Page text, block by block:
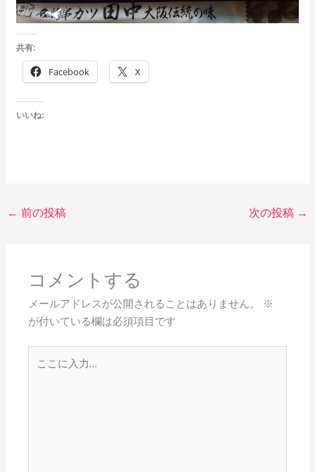
共有:
Facebook X
いいね:
← 前の投稿 次の投稿 →
コメントする
メールアドレスが公開されることはありません。
※
が付いている欄は必須項目です
こ